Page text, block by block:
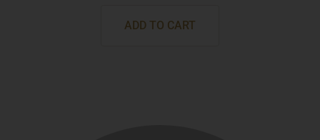
ADD TO CART